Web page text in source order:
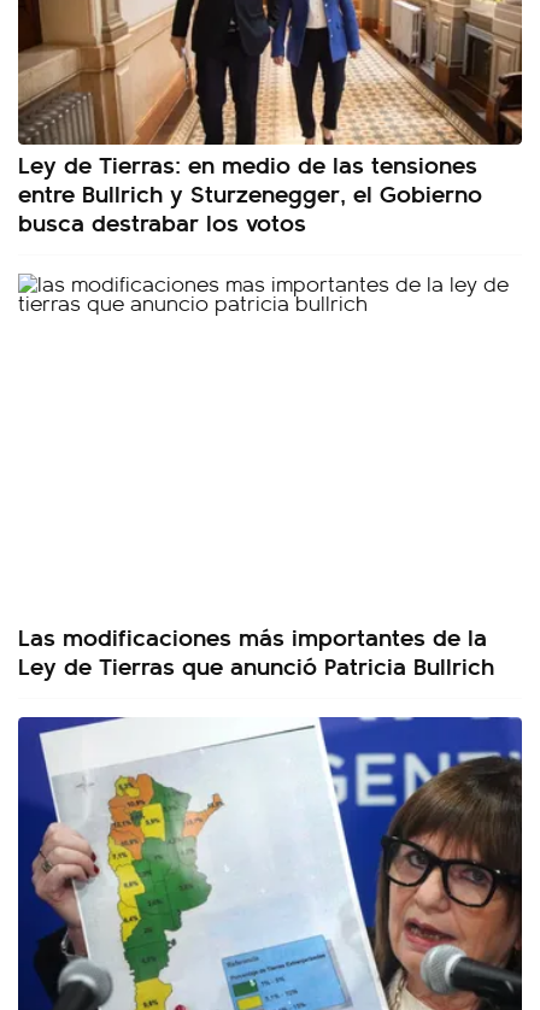
Ley de Tierras: en medio de las tensiones
entre Bullrich y Sturzenegger, el Gobierno
busca destrabar los votos
Las modificaciones más importantes de la
Ley de Tierras que anunció Patricia Bullrich